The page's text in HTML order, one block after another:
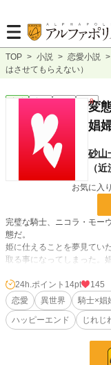
TOP > 小説 > 恋愛小説 >
はさせてもらえない）
恋愛 完結 長編 R18変
娼
砂山
（
お気に入
完璧な騎士、ニコラ・モー
態だ。
姫に仕えることを夢見てい
取る事になってしまった。
ミアはなんとかして今夜も
代わりとしてニコラがミ
仕事がしたい娼婦と、姫に
24h.ポイント 14pt
145
恋愛
異世界 騎士×娼
ハッピーエンド
じれじ